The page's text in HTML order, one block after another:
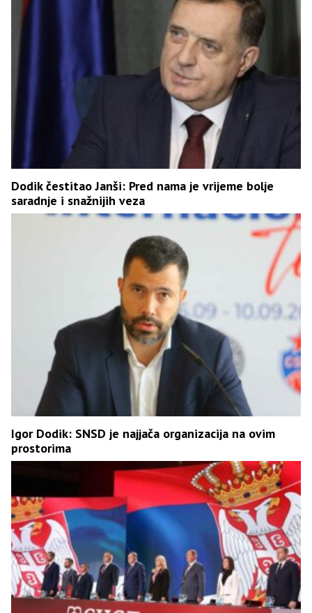
Dodik čestitao Janši: Pred nama je vrijeme bolje
saradnje i snažnijih veza
Igor Dodik: SNSD je najjača organizacija na ovim
prostorima